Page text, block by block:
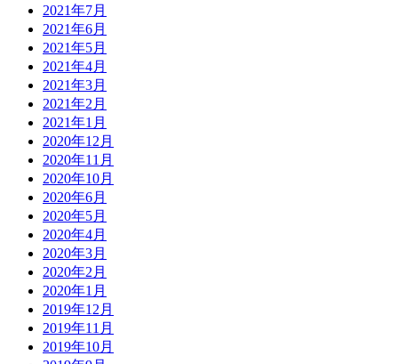
2021年7月
2021年6月
2021年5月
2021年4月
2021年3月
2021年2月
2021年1月
2020年12月
2020年11月
2020年10月
2020年6月
2020年5月
2020年4月
2020年3月
2020年2月
2020年1月
2019年12月
2019年11月
2019年10月